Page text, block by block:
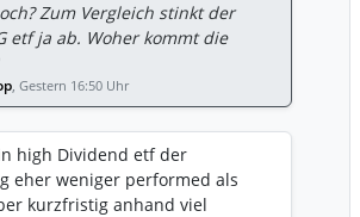
Zum Vergleich stinkt der
etf ja ab. Woher kommt die
, Gestern 16:50 Uhr
high Dividend etf der
eher weniger performed als
kurzfristig anhand viel